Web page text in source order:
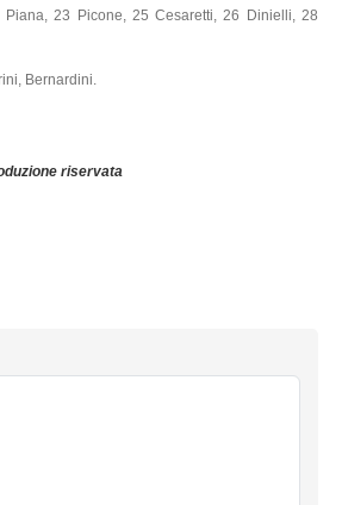
Piana, 23 Picone, 25 Cesaretti, 26 Dinielli, 28
Bernardini.
riservata